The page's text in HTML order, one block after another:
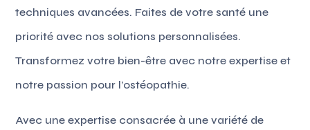
techniques avancées. Faites de votre santé une
priorité avec nos solutions personnalisées.
Transformez votre bien-être avec notre expertise et
notre passion pour l’ostéopathie.
Avec une expertise consacrée à une variété de